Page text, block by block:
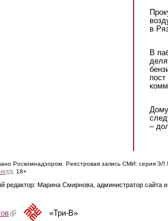
в
В
–
Роскомнадзором. Реестровая запись СМИ: серия ЭЛ
(link sends e-mail)
. 18+
Марина Смирнова, администратор сайта и
(link is external)«Три-В»